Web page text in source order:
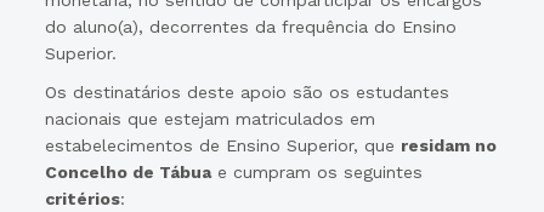
do aluno(a), decorrentes da frequência do Ensino
Superior.
Os destinatários deste apoio são os estudantes
nacionais que estejam matriculados em
estabelecimentos de Ensino Superior, que residam no
Concelho de Tábuae cumpram os seguintes
critérios: